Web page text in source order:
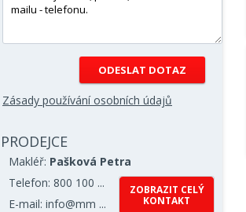
Zásady používání osobních údajů
PRODEJCE
Makléř: Pašková Petra
Telefon: 800 100 ...
E-mail: info@mm ...
ZOBRAZIT CELÝ
KONTAKT